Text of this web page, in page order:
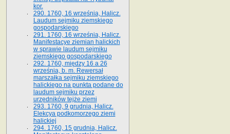
kor.
290. 1760, 16 września, Halicz.
Laudum sejmiku ziemskiego
gospodarskiego
291. 1760, 16 września, Halicz.
Manifestacye ziemian halickich
w sprawie laudum sejmiku
ziemskiego gospodarskiego
292. 1760, między 16 a 26
września, b. m. Rewersał
marszałka sejmiku ziemskiego
halickiego na punkta podane do
laudum sejmiku przez
urzędników tejże ziemi
293. 1760, 9 grudnia, Halicz.
Elekcya podkomorzego ziemi
halickiej
294. 1760, 15 grudnia, Halicz.